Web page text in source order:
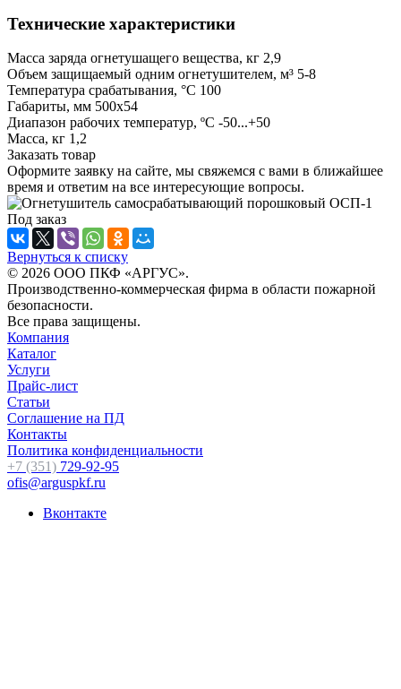
Технические характеристики
Масса заряда огнетушащего вещества, кг 2,9
Объем защищаемый одним огнетушителем, м³ 5-8
Температура срабатывания, °С 100
Габариты, мм 500х54
Диапазон рабочих температур, ºС -50...+50
Масса, кг 1,2
Заказать товар
Оформите заявку на сайте, мы свяжемся с вами в ближайшее
время и ответим на все интересующие вопросы.
Под заказ
Вернуться к списку
© 2026 ООО ПКФ «АРГУС».
Производственно-коммерческая фирма в области пожарной
безопасности.
Все права защищены.
Компания
Каталог
Услуги
Прайс-лист
Статьи
Соглашение на ПД
Контакты
Политика конфиденциальности
+7 (351) 729-92-95
ofis@arguspkf.ru
Вконтакте